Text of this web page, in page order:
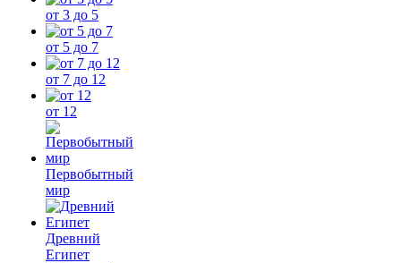
от 3 до 5
от 5 до 7
от 7 до 12
от 12
Первобытный
мир
Древний
Египет